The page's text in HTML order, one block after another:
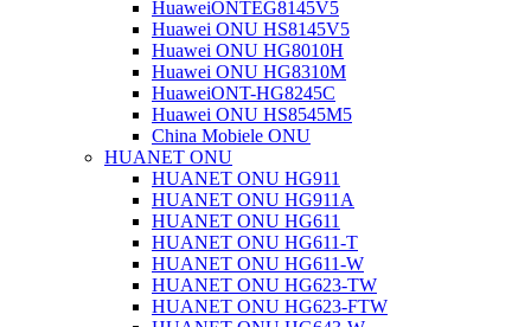
HuaweiONTEG8145V5
Huawei ONU HS8145V5
Huawei ONU HG8010H
Huawei ONU HG8310M
HuaweiONT-HG8245C
Huawei ONU HS8545M5
China Mobiele ONU
HUANET ONU
HUANET ONU HG911
HUANET ONU HG911A
HUANET ONU HG611
HUANET ONU HG611-T
HUANET ONU HG611-W
HUANET ONU HG623-TW
HUANET ONU HG623-FTW